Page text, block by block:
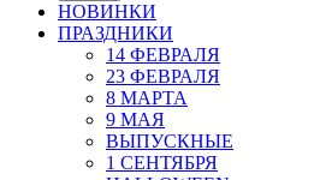
НОВИНКИ
ПРАЗДНИКИ
14 ФЕВРАЛЯ
23 ФЕВРАЛЯ
8 МАРТА
9 МАЯ
ВЫПУСКНЫЕ
1 СЕНТЯБРЯ